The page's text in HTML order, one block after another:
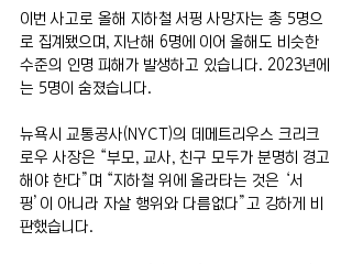
이번 사고로 올해 지하철 서핑 사망자는 총 5명으
로 집계됐으며, 지난해 6명에 이어 올해도 비슷한
수준의 인명 피해가 발생하고 있습니다. 2023년에
는 5명이 숨졌습니다.
뉴욕시 교통공사(NYCT)의 데메트리우스 크리크
로우 사장은 “부모, 교사, 친구 모두가 분명히 경고
해야 한다”며 “지하철 위에 올라타는 것은 ‘서
핑’이 아니라 자살 행위와 다름없다”고 강하게 비
판했습니다.